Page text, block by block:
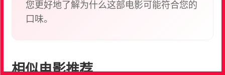
您更好地了解为什么这部电影可能符合您的
口味。
相似电影推荐